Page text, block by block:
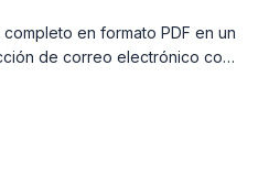
en formato PDF en un
de correo electrónico con